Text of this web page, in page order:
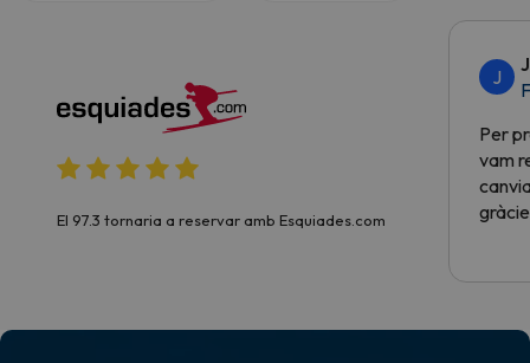
El 97.3 tornaria a reservar amb Esquiades.com
J
Per
vam